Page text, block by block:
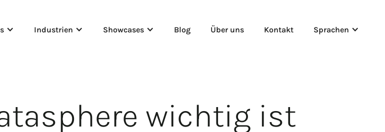
Industrien Showcases Blog Über uns Kontakt Sprachen
wichtig ist